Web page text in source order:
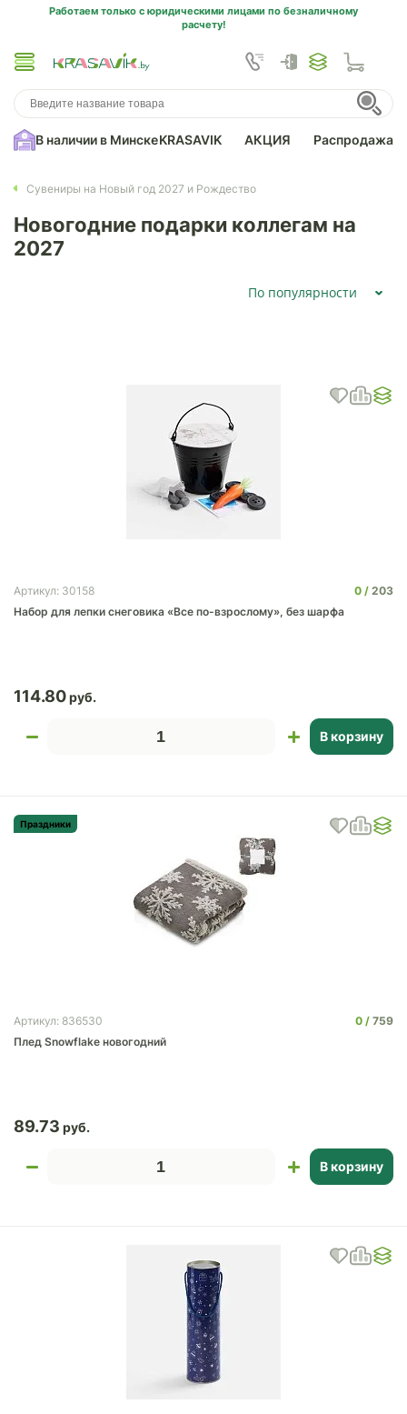
Работаем только с юридическими лицами по безналичному
расчету!
В наличии в МинскеKRASAVIK АКЦИЯ Распродажа
Сувениры на Новый год 2027 и Рождество
Новогодние подарки коллегам на
2027
По популярности
Артикул: 30158 0
203
Набор для лепки снеговика «Все по-взрослому», без шарфа
114.80
В корзину
Праздники
Артикул: 836530 0
759
Плед Snowflake новогодний
89.73
В корзину